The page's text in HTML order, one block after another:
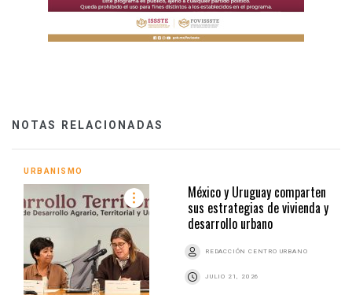
NOTAS RELACIONADAS
URBANISMO
México y Uruguay comparten
sus estrategias de vivienda y
desarrollo urbano
REDACCIÓN CENTRO URBANO
JULIO 21, 2026